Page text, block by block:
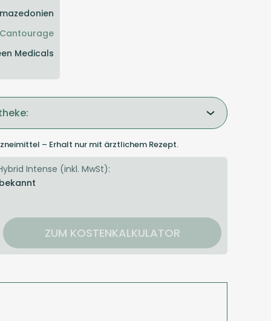
Medicals
– Erhalt nur mit ärztlichem Rezept.
Intense (inkl. MwSt):
ZUM KOSTENKALKULATOR